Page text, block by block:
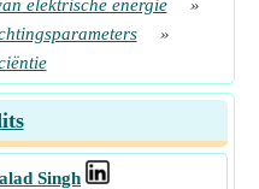
elektrische energie
»
»
Singh